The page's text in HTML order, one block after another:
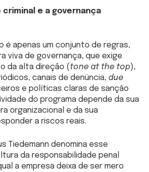
criminal e a governança
é apenas um conjunto de regras,
viva de governança, que exige
da alta direção (tone at the top),
canais de denúncia, due
e políticas claras de sanção
do programa depende da sua
organizacional e da sua
a riscos reais.
Tiedemann denomina esse
da responsabilidade penal
a empresa deixa de ser mero